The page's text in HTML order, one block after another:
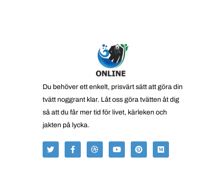
Du behöver ett enkelt, prisvärt sätt att göra din
tvätt noggrant klar. Låt oss göra tvätten åt dig
så att du får mer tid för livet, kärleken och
jakten på lycka.